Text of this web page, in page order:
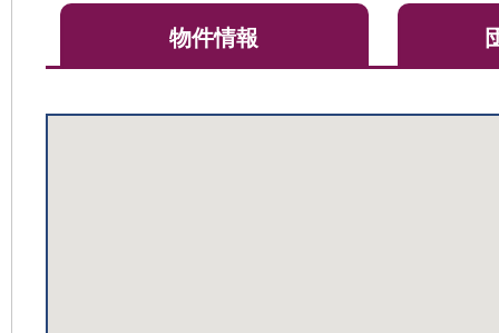
物件情報